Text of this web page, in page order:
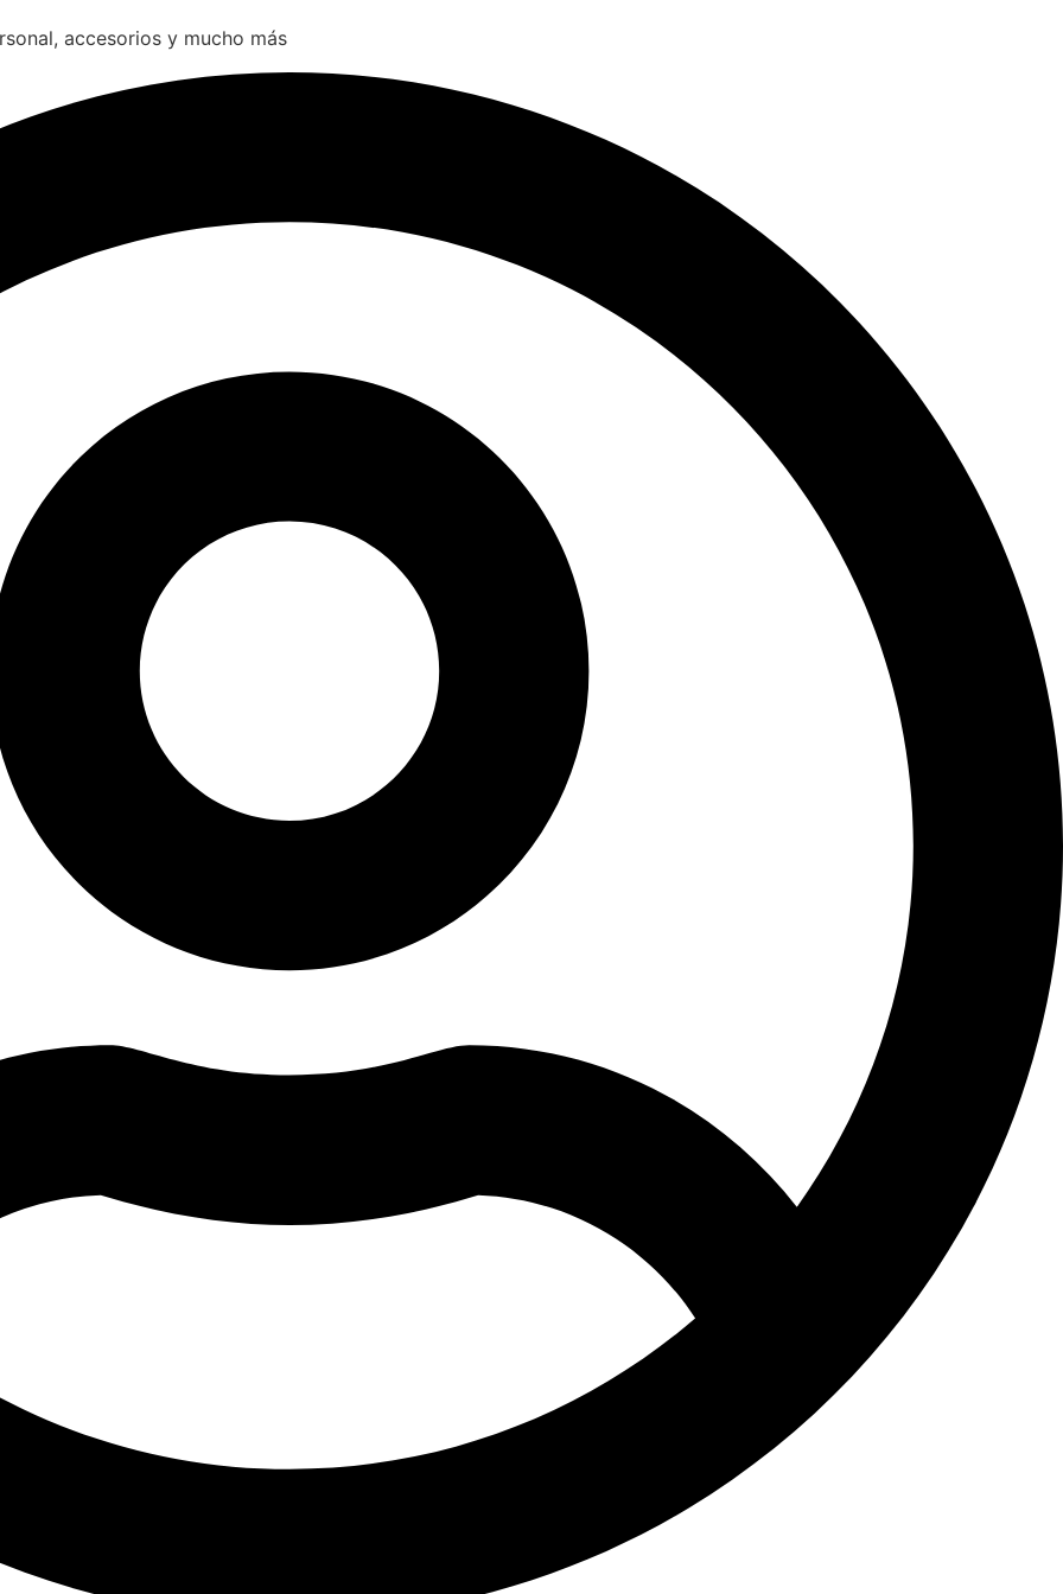
accesorios y mucho más